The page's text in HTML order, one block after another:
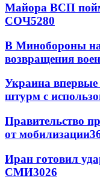
Майора ВСП
СОЧ5280
В Минобороны
возвращения
Украина
штурм с
Правительство
от мобилизации
Иран готовил
СМИ3026